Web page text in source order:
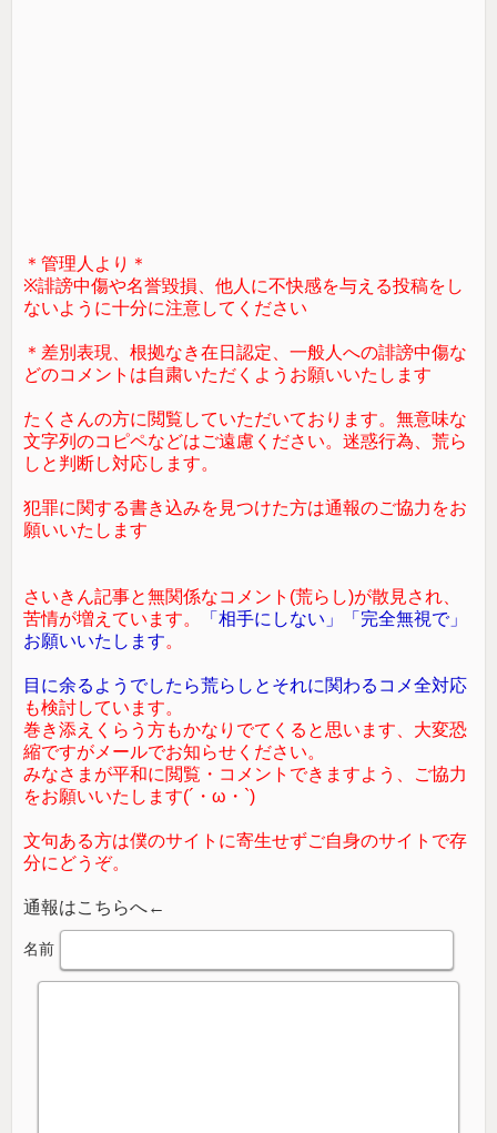
＊管理人より＊
※誹謗中傷や名誉毀損、他人に不快感を与える投稿をし
ないように十分に注意してください
＊差別表現、根拠なき在日認定、一般人への誹謗中傷な
どのコメントは自粛いただくようお願いいたします
たくさんの方に閲覧していただいております。無意味な
文字列のコピペなどはご遠慮ください。迷惑行為、荒ら
しと判断し対応します。
犯罪に関する書き込みを見つけた方は通報のご協力をお
願いいたします
さいきん記事と無関係なコメント(荒らし)が散見され、
苦情が増えています。
「相手にしない」「完全無視で」
お願いいたします。
目に余るようでしたら荒らしとそれに関わるコメ全対応
も検討しています。
巻き添えくらう方もかなりでてくると思います、大変恐
縮ですがメールでお知らせください。
みなさまが平和に閲覧・コメントできますよう、ご協力
をお願いいたします(´・ω・`)
文句ある方は僕のサイトに寄生せずご自身のサイトで存
分にどうぞ。
通報はこちらへ←
名前